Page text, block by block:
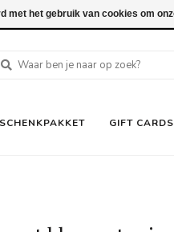
GIFT CARDS
met het gebruik van cookies om